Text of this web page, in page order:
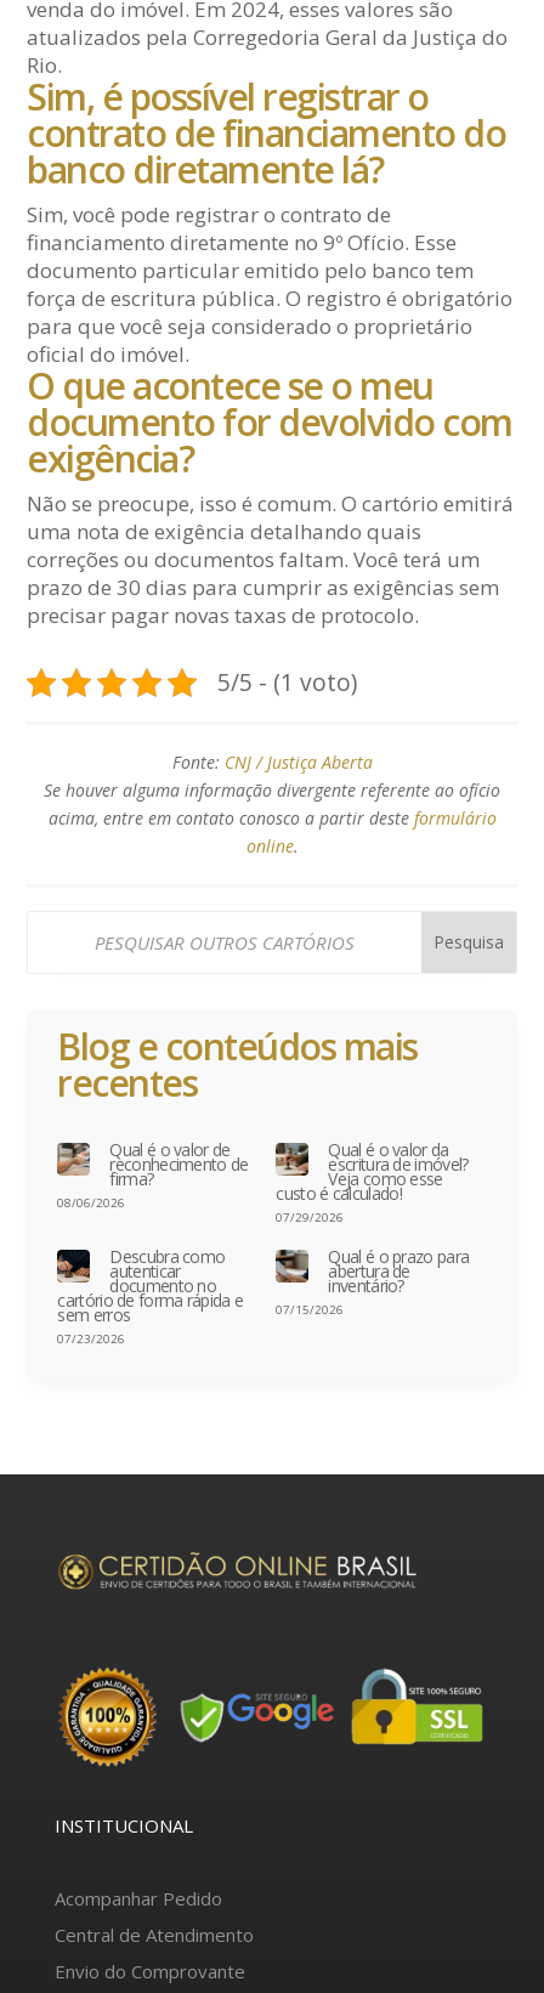
venda do imóvel. Em 2024, esses valores são
atualizados pela Corregedoria Geral da Justiça do
Rio.
Sim, é possível registrar o
contrato de financiamento do
banco diretamente lá?
Sim, você pode registrar o contrato de
financiamento diretamente no 9º Ofício. Esse
documento particular emitido pelo banco tem
força de escritura pública. O registro é obrigatório
para que você seja considerado o proprietário
oficial do imóvel.
O que acontece se o meu
documento for devolvido com
exigência?
Não se preocupe, isso é comum. O cartório emitirá
uma nota de exigência detalhando quais
correções ou documentos faltam. Você terá um
prazo de 30 dias para cumprir as exigências sem
precisar pagar novas taxas de protocolo.
5/5 - (1 voto)
Fonte: CNJ / Justiça Aberta
Se houver alguma informação divergente referente ao ofício
acima, entre em contato conosco a partir deste formulário
online.
Blog e conteúdos mais
recentes
Qual é o valor de
reconhecimento de
firma?
08/06/2026
Qual é o valor da
escritura de imóvel?
Veja como esse
custo é calculado!
07/29/2026
Descubra como
autenticar
documento no
cartório de forma rápida e
sem erros
07/23/2026
Qual é o prazo para
abertura de
inventário?
07/15/2026
INSTITUCIONAL
Acompanhar Pedido
Central de Atendimento
Envio do Comprovante